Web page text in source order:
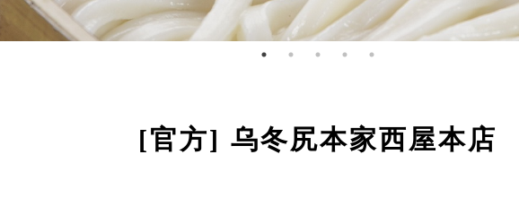
[官方] 乌冬尻本家西屋本店